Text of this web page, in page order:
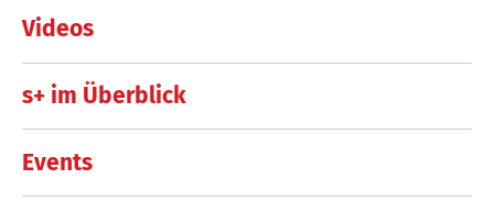
Videos
s+ im Überblick
Events